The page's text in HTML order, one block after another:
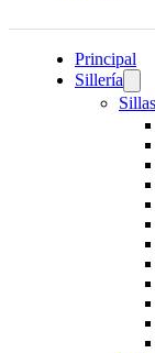
Principal
Sillería